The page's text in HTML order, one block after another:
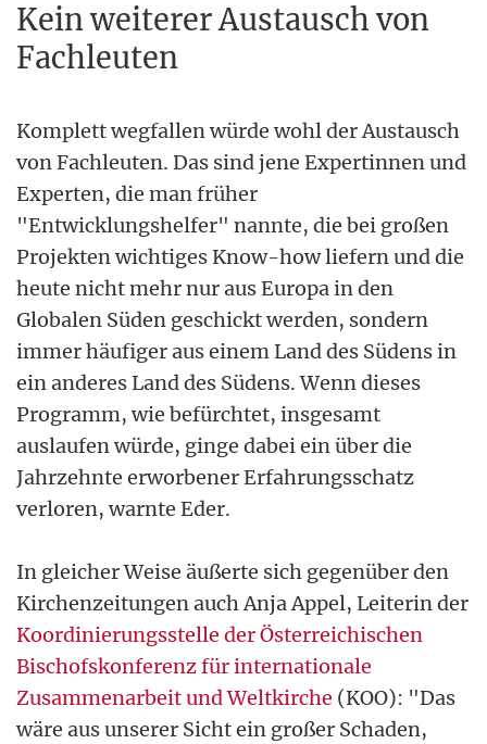
Kein weiterer Austausch von
Fachleuten
Komplett wegfallen würde wohl der Austausch
von Fachleuten. Das sind jene Expertinnen und
Experten, die man früher
"Entwicklungshelfer" nannte, die bei großen
Projekten wichtiges Know-how liefern und die
heute nicht mehr nur aus Europa in den
Globalen Süden geschickt werden, sondern
immer häufiger aus einem Land des Südens in
ein anderes Land des Südens. Wenn dieses
Programm, wie befürchtet, insgesamt
auslaufen würde, ginge dabei ein über die
Jahrzehnte erworbener Erfahrungsschatz
verloren, warnte Eder.
In gleicher Weise äußerte sich gegenüber den
Kirchenzeitungen auch Anja Appel, Leiterin der
Koordinierungsstelle der Österreichischen
Bischofskonferenz für internationale
Zusammenarbeit und Weltkirche (KOO): "Das
wäre aus unserer Sicht ein großer Schaden,